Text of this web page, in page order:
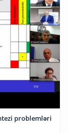
problemləri